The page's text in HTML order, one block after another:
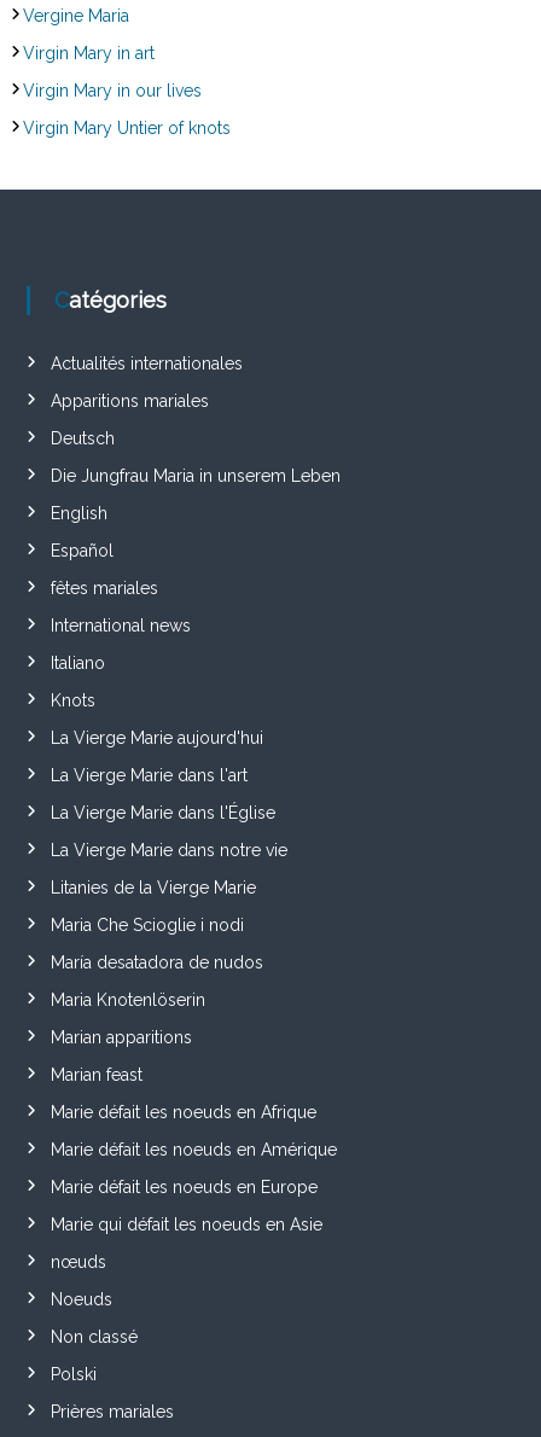
Vergine Maria
Virgin Mary in art
Virgin Mary in our lives
Virgin Mary Untier of knots
Catégories
Actualités internationales
Apparitions mariales
Deutsch
Die Jungfrau Maria in unserem Leben
English
Español
fêtes mariales
International news
Italiano
Knots
La Vierge Marie aujourd'hui
La Vierge Marie dans l'art
La Vierge Marie dans l'Église
La Vierge Marie dans notre vie
Litanies de la Vierge Marie
Maria Che Scioglie i nodi
María desatadora de nudos
Maria Knotenlöserin
Marian apparitions
Marian feast
Marie défait les noeuds en Afrique
Marie défait les noeuds en Amérique
Marie défait les noeuds en Europe
Marie qui défait les noeuds en Asie
nœuds
Noeuds
Non classé
Polski
Prières mariales